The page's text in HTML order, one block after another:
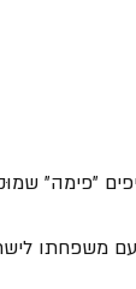
עם משפחתו